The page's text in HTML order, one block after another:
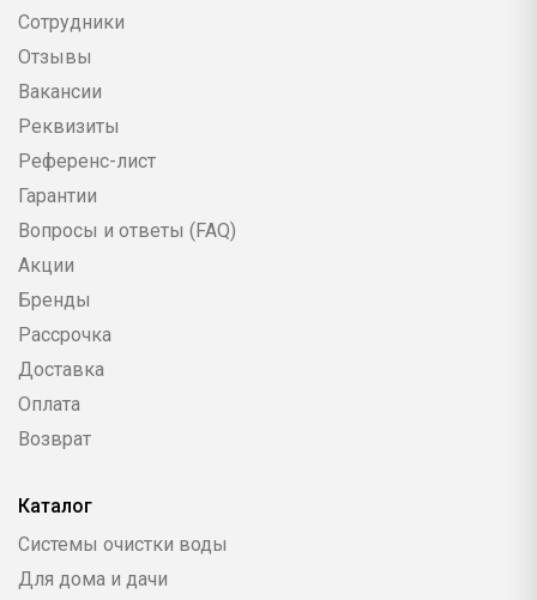
Сотрудники
Отзывы
Вакансии
Реквизиты
Референс-лист
Гарантии
Вопросы и ответы (FAQ)
Акции
Бренды
Рассрочка
Доставка
Оплата
Возврат
Каталог
Системы очистки воды
Для дома и дачи